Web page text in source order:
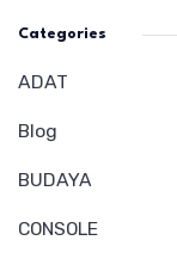
Categories
ADAT
Blog
BUDAYA
CONSOLE